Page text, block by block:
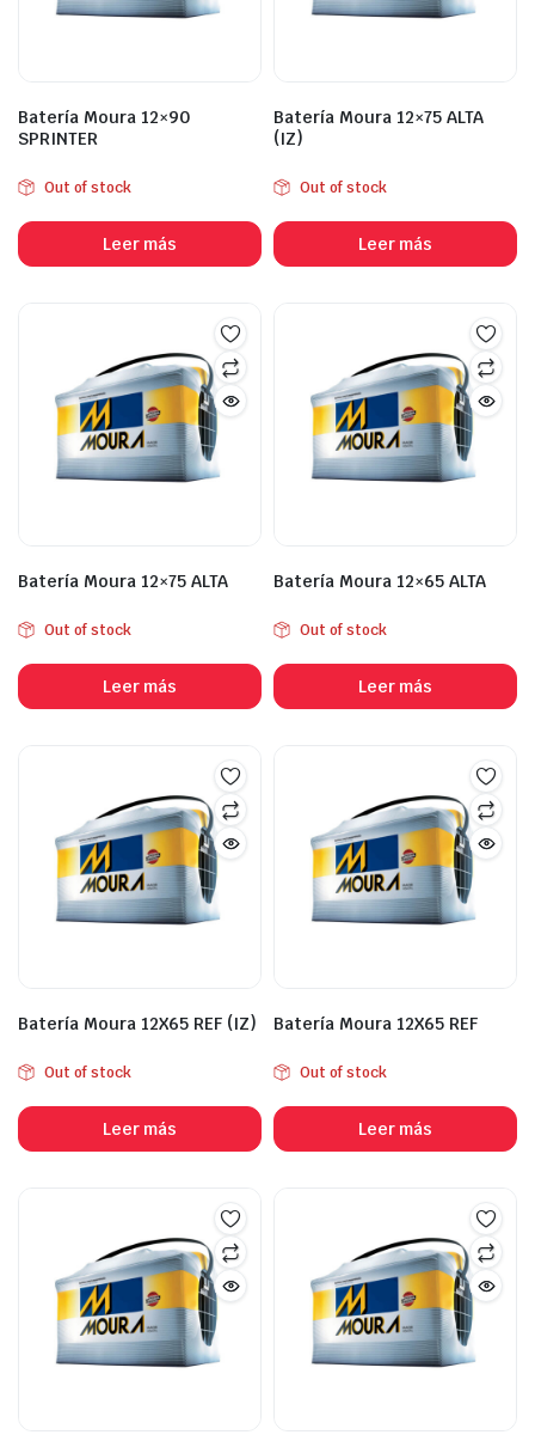
Batería Moura 12×90
SPRINTER
Out of stock
Leer más
Batería Moura 12×75 ALTA
(IZ)
Out of stock
Leer más
Batería Moura 12×75 ALTA
Out of stock
Leer más
Batería Moura 12×65 ALTA
Out of stock
Leer más
Batería Moura 12X65 REF (IZ)
Out of stock
Leer más
Batería Moura 12X65 REF
Out of stock
Leer más